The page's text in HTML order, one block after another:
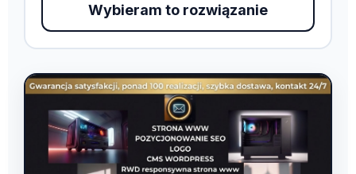
Wybieram to rozwiązanie